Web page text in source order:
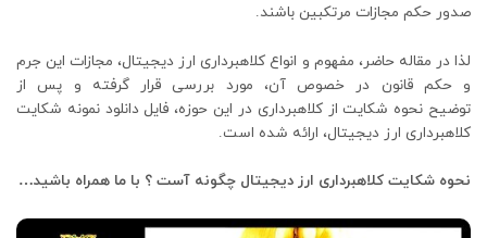
صدور حکم مجازات مرتکبین باشند.
لذا در مقاله حاضر، مفهوم و انواع کلاهبرداری ارز دیجیتال، مجازات این جرم
و حکم قانون در خصوص آن، مورد بررسی قرار گرفته و پس از
توضیح نحوه شکایت از کلاهبرداری در این حوزه، فایل دانلود نمونه شکایت
کلاهبرداری ارز دیجیتال، ارائه شده است.
نحوه شکایت کلاهبرداری ارز دیجیتال چگونه آست ؟ با ما همراه باشید…